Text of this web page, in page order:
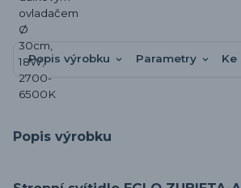
Popis výrobku Parametry Ke
Popis výrobku